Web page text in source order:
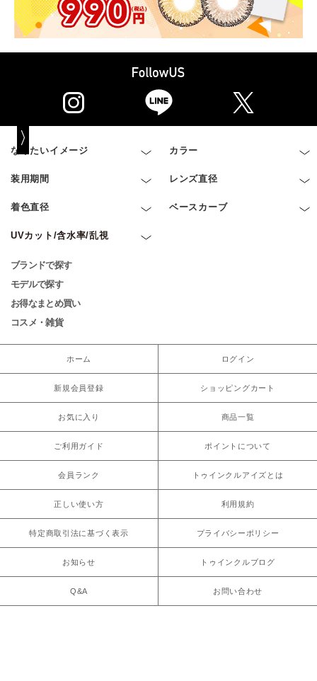
なりたいイメージ カラー
装用期間 レンズ直径
着色直径 ベースカーブ
UVカット/含水率/乱視
ブランドで探す
モデルで探す
お得なまとめ買い
コスメ・雑貨
ホーム ログイン
新規会員登録 ショッピングカート
お気に入り 商品一覧
ご利用ガイド ポイントについて
会員ランク トゥインクルアイズとは
正しい使い方 利用規約
特定商取引法に基づく表示 プライバシーポリシー
お知らせ トゥインクルブログ
Q&A お問い合わせ